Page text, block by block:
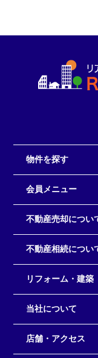
物件を探す
会員メニュー
不動産売却につい
不動産相続につい
リフォーム・建築
当社について
店舗・アクセス